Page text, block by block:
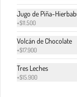
Jugo de Piña-
+$11.500
Volcán de Chocolate
+$17.900
Tres Leches
+$15.900